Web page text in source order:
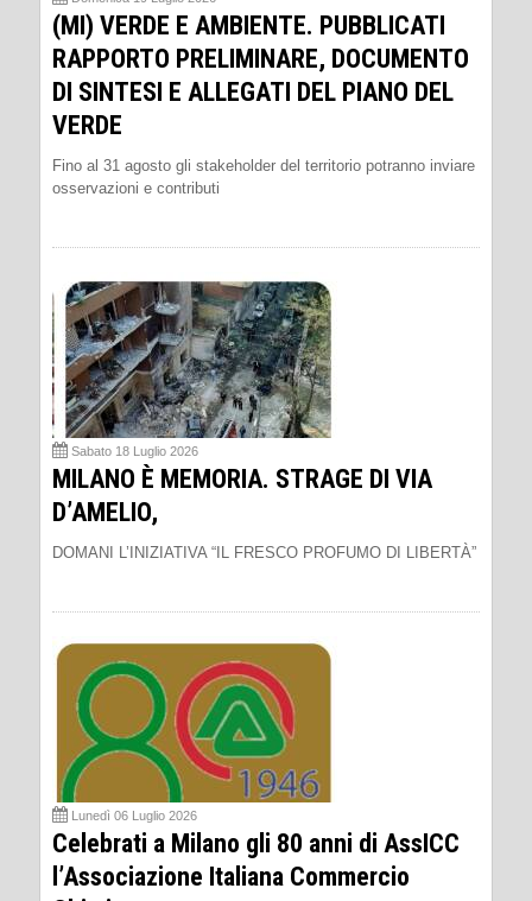
(MI) VERDE E AMBIENTE. PUBBLICATI
RAPPORTO PRELIMINARE, DOCUMENTO
DI SINTESI E ALLEGATI DEL PIANO DEL
VERDE
Fino al 31 agosto gli stakeholder del territorio potranno inviare
osservazioni e contributi
Sabato 18 Luglio 2026
MILANO È MEMORIA. STRAGE DI VIA
D’AMELIO,
DOMANI L’INIZIATIVA “IL FRESCO PROFUMO DI LIBERTÀ”
Lunedì 06 Luglio 2026
Celebrati a Milano gli 80 anni di AssICC
l’Associazione Italiana Commercio